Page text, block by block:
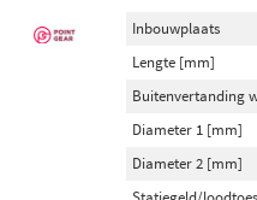
Inbouwplaats
Lengte [mm]
Buitenvertanding
Diameter 1 [mm]
Diameter 2 [mm]